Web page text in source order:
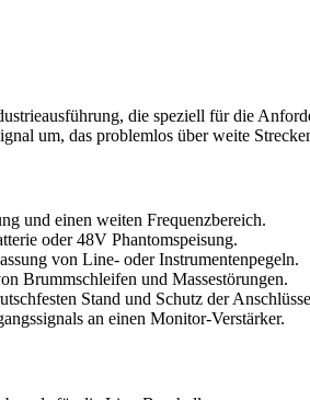
die speziell für die
um, das problemlos über weite
und einen weiten Frequenzbereich.
oder 48V Phantomspeisung.
von Line- oder Instrumentenpegeln.
Brummschleifen und Massestörungen.
Stand und Schutz der
an einen Monitor-Verstärker.